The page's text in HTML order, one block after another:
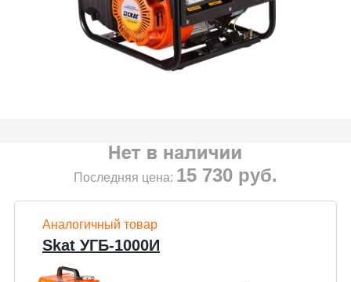
Последняя цена: 15 730 руб.
Аналогичный товар
Skat УГБ-1000И